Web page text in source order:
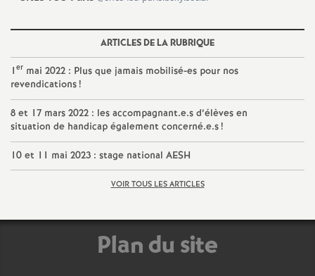
o
d
d
g
ARTICLES DE LA RUBRIQUE
1er mai 2022 : Plus que jamais mobilisé-es pour nos
revendications!
8 et 17 mars 2022 : les accompagnant.e.s d’élèves en
situation de handicap également concerné.e.s!
10 et 11 mai 2023 : stage national AESH
VOIR TOUS LES ARTICLES
Plan du site